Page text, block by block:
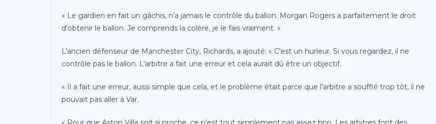
« Le gardien en fait un gâchis, n’a jamais le contrôle du ballon. Morgan Rogers a parfaitement le droit
d’obtenir le ballon. Je comprends la colère, je le fais vraiment. »
L’ancien défenseur de Manchester City, Richards, a ajouté: « C’est un hurleur. Si vous regardez, il ne
contrôle pas le ballon. L’arbitre a fait une erreur et cela aurait dû être un objectif.
« Il a fait une erreur, aussi simple que cela, et le problème était parce que l’arbitre a soufflé trop tôt, il ne
pouvait pas aller à Var.